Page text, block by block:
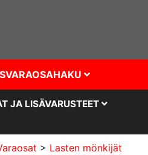
JA LISÄVARUSTEET
> Lasten mönkijät